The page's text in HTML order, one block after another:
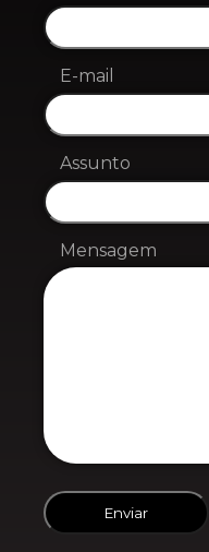
E-mail
Assunto
Mensagem